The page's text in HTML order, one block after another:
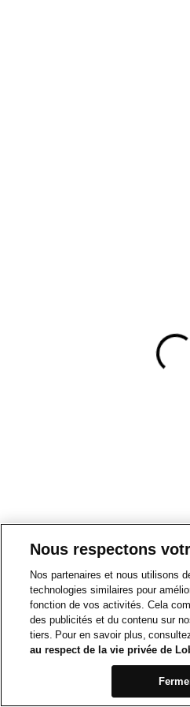
Nous respectons
Nos partenaires et nous utilisons
technologies similaires pour
fonction de vos activités. Cela
des publicités et du contenu sur
tiers. Pour en savoir plus,
au respect de la vie privée de